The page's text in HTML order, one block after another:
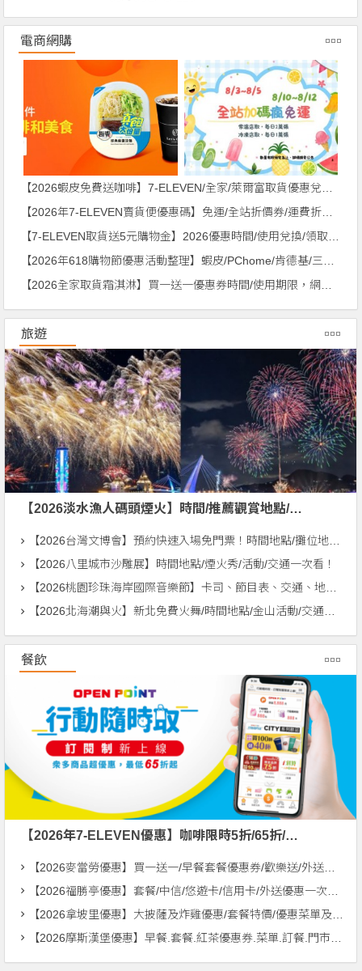
電商網購
旅遊
【2026淡水漁人碼頭煙火】時間/推薦觀賞地點/直播/交通資訊一次看！
【2026台灣文博會】預約快速入場免門票！時間地點/攤位地圖/品牌整理
【2026八里城市沙雕展】時間地點/煙火秀/活動/交通一次看！
【2026桃園珍珠海岸國際音樂節】卡司、節目表、交通、地點一次看！
【2026北海潮與火】新北免費火舞/時間地點/金山活動/交通整理
餐飲
【2026年7-ELEVEN優惠】咖啡限時5折/65折/CITYCAFE菜單一起看！
【2026麥當勞優惠】買一送一/早餐套餐優惠券/歡樂送/外送優惠/菜單整理
【2026福勝亭優惠】套餐/中信/悠遊卡/信用卡/外送優惠一次看！
【2026拿坡里優惠】大披薩及炸雞優惠/套餐特價/優惠菜單及門市一起看
【2026摩斯漢堡優惠】早餐.套餐.紅茶優惠券.菜單.訂餐.門市一次看！